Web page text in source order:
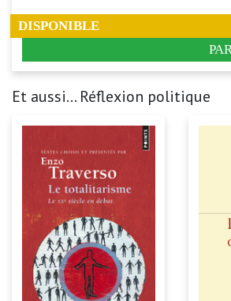
DISPONIBLE
Et aussi... Réflexion politique